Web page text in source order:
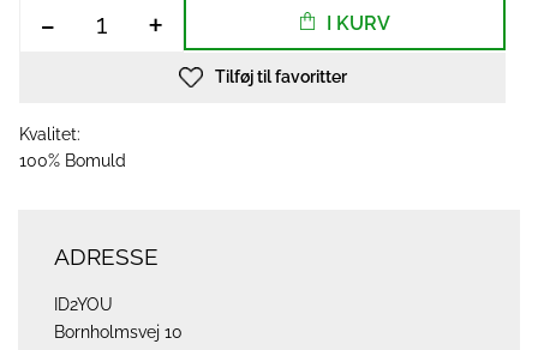
- + I KURV
Tilføj til favoritter
Kvalitet:
100% Bomuld
ADRESSE
ID2YOU
Bornholmsvej 10